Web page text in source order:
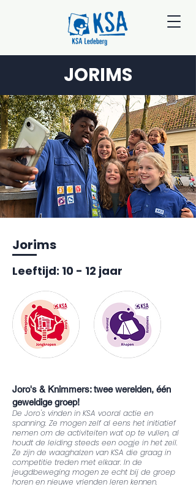
JORIMS
Jorims
Leeftijd: 10 - 12 jaar
Joro's & Knimmers: twee werelden, één
geweldige groep!
De Joro's vinden in KSA vooral actie en
spanning. Ze mogen zelf al eens het initiatief
nemen om de activiteiten wat op te vullen, al
houdt de leiding steeds een oogje in het zeil.
Ze zijn de waaghalzen van KSA die graag in
competitie treden met elkaar. In de
jeugdbeweging mogen ze echt bij de groep
horen en nieuwe vrienden leren kennen.